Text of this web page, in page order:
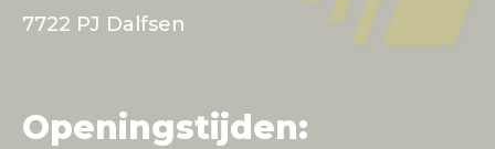
7722 PJ Dalfsen
Openingstijden: